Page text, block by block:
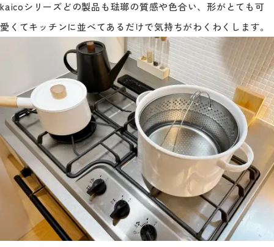
kaicoシリーズどの製品も琺瑯の質感や色合い、形がとても可
愛くてキッチンに並べてあるだけで気持ちがわくわくします。